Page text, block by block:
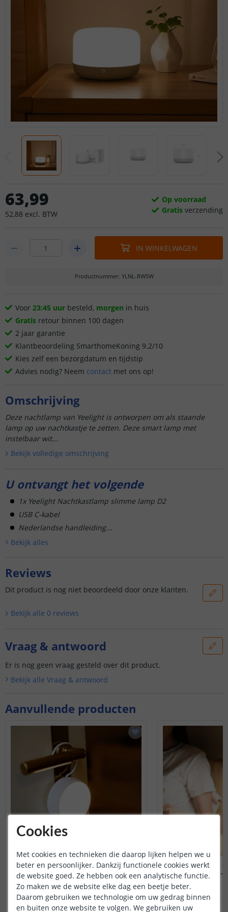
63,99
52,88 excl. BTW
Op voorraad
Gratis verzending
IN WINKELWAGEN
Productnummer: YLNL-RW5W
Voor 23:45 uur besteld, morgen in huis
Gratis retour binnen 100 dagen
2 jaar garantie
Klantbeoordeling SmarthomeKoning 9.2/10
Kies zelf een bezorgdatum en tijdstip
Advies nodig? Neem contact met ons op!
Omschrijving
Deze nachtlamp van Yeelight is ontworpen om als staande
lamp op uw nachtkastje te zetten. Deze smart lamp met
instelbaar wit...
Bekijk volledige omschrijving
U ontvangt het volgende
1x Yeelight Nachtkastlamp slimme lamp D2
USB C-kabel
Nederlandse handleiding...
Bekijk alles
Aanvullende producten
Yeelight - Nachtlamp
0,25 watt - Warm Wit
(2 reviews)
Yeelight
20 watt -
Reviews
Dit product is nog niet beoordeeld door onze klanten.
Bekijk alle 0 reviews
Vraag & antwoord
Er is nog geen vraag gesteld over dit product.
Bekijk alle Vraag & antwoord
Cookies
Met cookies en technieken die daarop lijken helpen we u
beter en persoonlijker. Dankzij functionele cookies werkt
de website goed. Ze hebben ook een analytische functie.
Zo maken we de website elke dag een beetje beter.
Daarom gebruiken we technologie om uw gedrag binnen
en buiten onze website te volgen. We gebruiken uw